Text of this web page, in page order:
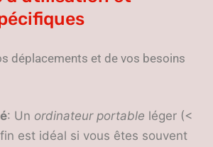
déplacements et de vos besoins
: Un ordinateur portable léger (<
est idéal si vous êtes souvent